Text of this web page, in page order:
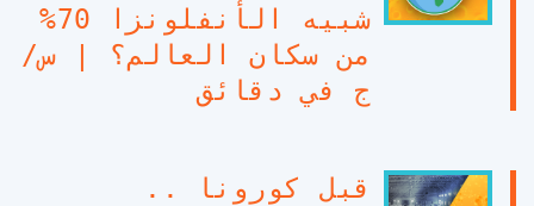
شبيه الأنفلونزا 70%
من سكان العالم؟ | س/
ج في دقائق
قبل كورونا ..